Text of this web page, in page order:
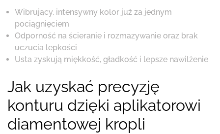
Wibrujący, intensywny kolor już za jednym
pociągnięciem
Odporność na ścieranie i rozmazywanie oraz brak
uczucia lepkości
Usta zyskują miękkość, gładkość i lepsze nawilżenie
Jak uzyskać precyzję
konturu dzięki aplikatorowi
diamentowej kropli